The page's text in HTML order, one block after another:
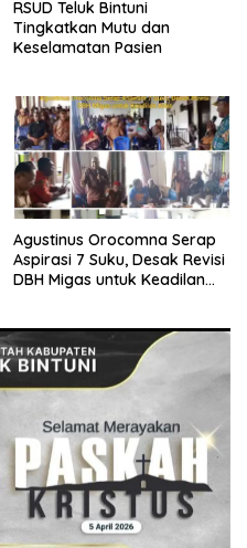
RSUD Teluk Bintuni
Tingkatkan Mutu dan
Keselamatan Pasien
Agustinus Orocomna Serap
Aspirasi 7 Suku, Desak Revisi
DBH Migas untuk Keadilan